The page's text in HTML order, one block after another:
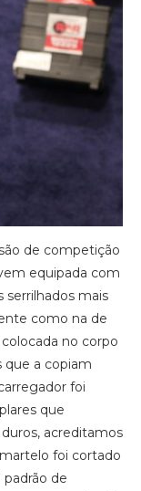
de competição
equipada com
serrilhados mais
como na de
no corpo
que a copiam
foi
que
acreditamos
foi cortado
de